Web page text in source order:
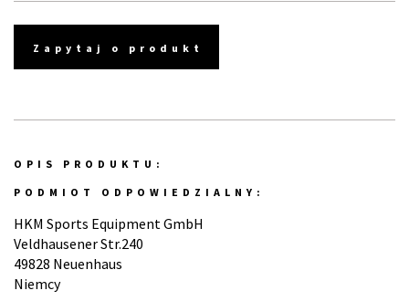
Zapytaj o produkt
OPIS PRODUKTU:
PODMIOT ODPOWIEDZIALNY:
HKM Sports Equipment GmbH
Veldhausener Str.240
49828 Neuenhaus
Niemcy